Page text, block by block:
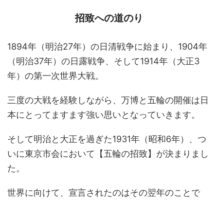
招致への道のり
1894年（明治27年）の日清戦争に始まり、1904年
（明治37年）の日露戦争、そして1914年（大正3
年）の第一次世界大戦。
三度の大戦を経験しながら、万博と五輪の開催は日
本にとってますます強い思いとなっていきます。
そして明治と大正を過ぎた1931年（昭和6年）、つ
いに東京市会において【五輪の招致】が決まりまし
た。
世界に向けて、宣言されたのはその翌年のことで